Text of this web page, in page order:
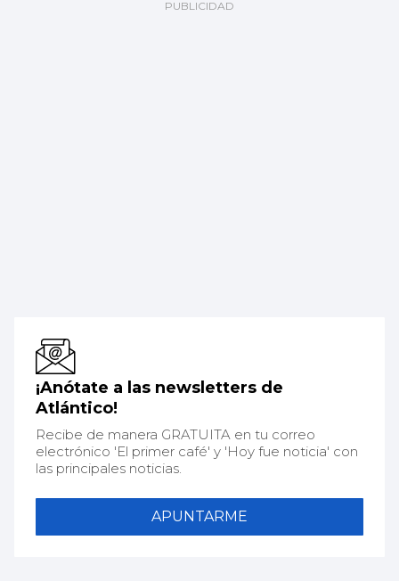
¡Anótate a las newsletters de
Atlántico!
Recibe de manera GRATUITA en tu correo
electrónico 'El primer café' y 'Hoy fue noticia' con
las principales noticias.
APUNTARME